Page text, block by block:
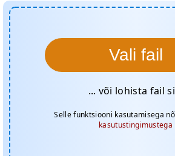
Vali fail
... või lohista fail
Selle funktsiooni kasutamisega
kasutustingimustega